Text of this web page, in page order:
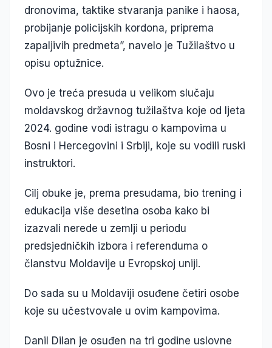
dronovima, taktike stvaranja panike i haosa,
probijanje policijskih kordona, priprema
zapaljivih predmeta”, navelo je Tužilaštvo u
opisu optužnice.
Ovo je treća presuda u velikom slučaju
moldavskog državnog tužilaštva koje od ljeta
2024. godine vodi istragu o kampovima u
Bosni i Hercegovini i Srbiji, koje su vodili ruski
instruktori.
Cilj obuke je, prema presudama, bio trening i
edukacija više desetina osoba kako bi
izazvali nerede u zemlji u periodu
predsjedničkih izbora i referenduma o
članstvu Moldavije u Evropskoj uniji.
Do sada su u Moldaviji osuđene četiri osobe
koje su učestvovale u ovim kampovima.
Danil Dilan je osuđen na tri godine uslovne